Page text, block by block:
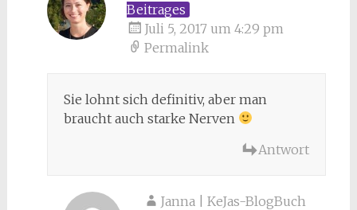
Beitrages
Juli 5, 2017 um 4:29 pm
Permalink
Sie lohnt sich definitiv, aber man
braucht auch starke Nerven
Antwort
Janna | KeJas-BlogBuch